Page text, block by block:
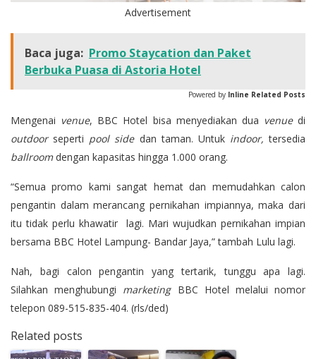
Advertisement
Baca juga: Promo Staycation dan Paket
Berbuka Puasa di Astoria Hotel
Powered by Inline Related Posts
Mengenai venue, BBC Hotel bisa menyediakan dua venuedi
outdoorseperti pool side dan taman. Untuk indoor, tersedia
ballroomdengan kapasitas hingga 1.000 orang.
“Semua promo kami sangat hemat dan memudahkan calon
pengantin dalam merancang pernikahan impiannya, maka dari
itu tidak perlu khawatir lagi. Mari wujudkan pernikahan impian
bersama BBC Hotel Lampung- Bandar Jaya,” tambah Lulu lagi.
Nah, bagi calon pengantin yang tertarik, tunggu apa lagi.
Silahkan menghubungi marketingBBC Hotel melalui nomor
telepon 089-515-835-404. (rls/ded)
Related posts